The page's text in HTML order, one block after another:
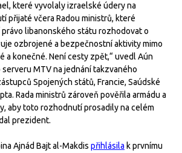
které vyvolaly izraelské údery na
přijaté včera Radou ministrů, které
právo libanonského státu rozhodovat o
ozbrojené a bezpečnostní aktivity mimo
a konečné. Není cesty zpět,“ uvedl Aún
MTV na jednání takzvaného
Spojených států, Francie, Saúdské
Rada ministrů zároveň pověřila armádu a
aby toto rozhodnutí prosadily na celém
prezident.
Ajnád Bajt al-Makdis přihlásila k prvnímu